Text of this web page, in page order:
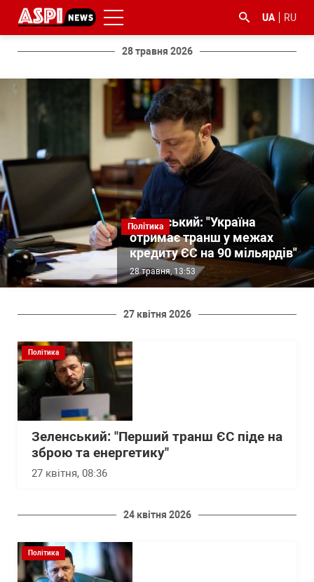
UA RU
28 травня 2026
Політика
Зеленський: "Україна
отримає транш у межах
кредиту ЄС на 90 мільярдів"
28 травня, 13:53
27 квітня 2026
Політика
Зеленський: "Перший транш ЄС піде на
зброю та енергетику"
27 квітня, 08:36
24 квітня 2026
Політика
#ООС
#боротьба
корупцією
#ДФС #Київ #коронавірус